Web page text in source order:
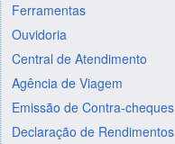
Ferramentas
Ouvidoria
Central de Atendimento
Agência de Viagem
Emissão de Contra-cheques
Declaração de Rendimentos